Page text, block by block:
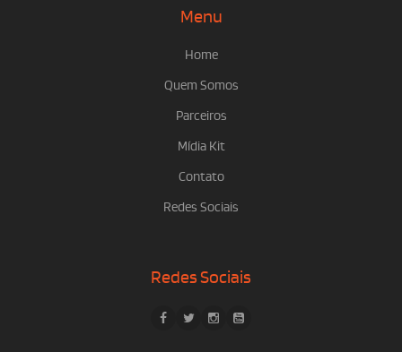
Menu
Home
Quem Somos
Parceiros
Mídia Kit
Contato
Redes Sociais
Redes Sociais